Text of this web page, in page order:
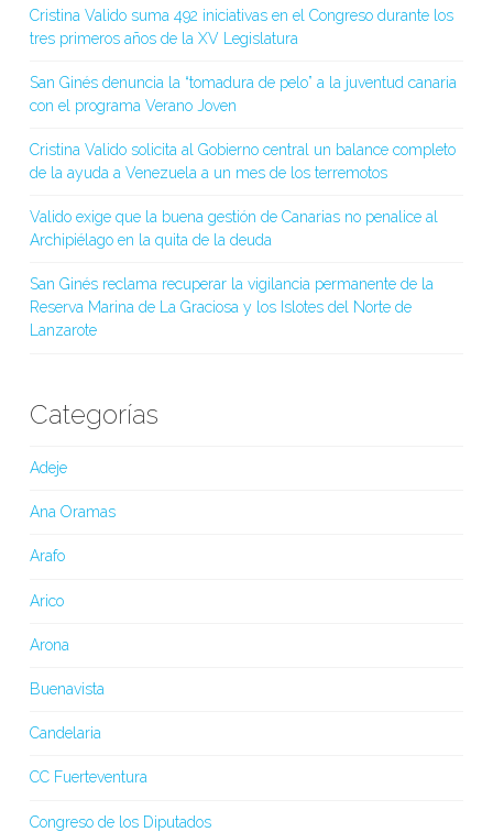
Cristina Valido suma 492 iniciativas en el Congreso durante los
tres primeros años de la XV Legislatura
San Ginés denuncia la “tomadura de pelo” a la juventud canaria
con el programa Verano Joven
Cristina Valido solicita al Gobierno central un balance completo
de la ayuda a Venezuela a un mes de los terremotos
Valido exige que la buena gestión de Canarias no penalice al
Archipiélago en la quita de la deuda
San Ginés reclama recuperar la vigilancia permanente de la
Reserva Marina de La Graciosa y los Islotes del Norte de
Lanzarote
Categorías
Adeje
Ana Oramas
Arafo
Arico
Arona
Buenavista
Candelaria
CC Fuerteventura
Congreso de los Diputados